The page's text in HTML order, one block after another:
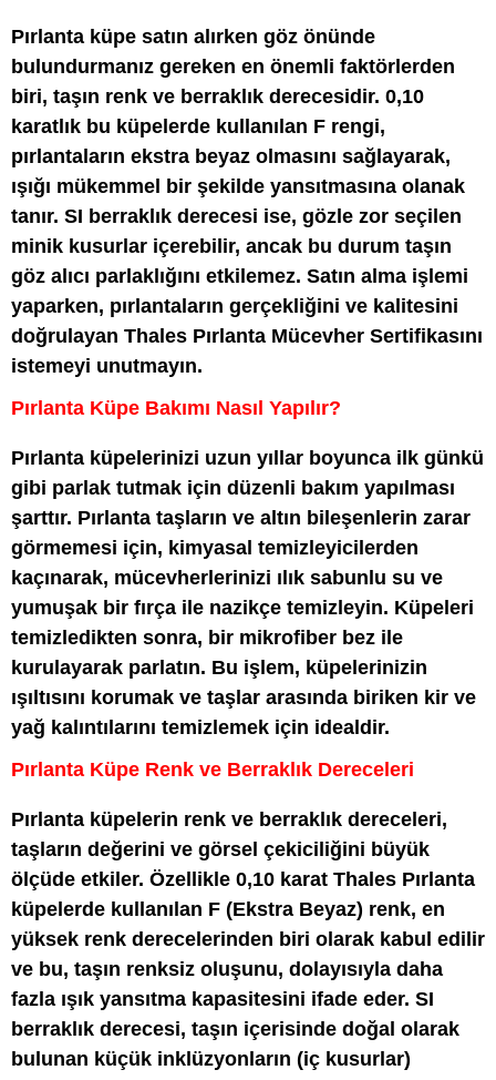
Pırlanta küpe satın alırken göz önünde
bulundurmanız gereken en önemli faktörlerden
biri, taşın renk ve berraklık derecesidir. 0,10
karatlık bu küpelerde kullanılan F rengi,
pırlantaların ekstra beyaz olmasını sağlayarak,
ışığı mükemmel bir şekilde yansıtmasına olanak
tanır. SI berraklık derecesi ise, gözle zor seçilen
minik kusurlar içerebilir, ancak bu durum taşın
göz alıcı parlaklığını etkilemez. Satın alma işlemi
yaparken, pırlantaların gerçekliğini ve kalitesini
doğrulayan Thales Pırlanta Mücevher Sertifikasını
istemeyi unutmayın.
Pırlanta Küpe Bakımı Nasıl Yapılır?
Pırlanta küpelerinizi uzun yıllar boyunca ilk günkü
gibi parlak tutmak için düzenli bakım yapılması
şarttır. Pırlanta taşların ve altın bileşenlerin zarar
görmemesi için, kimyasal temizleyicilerden
kaçınarak, mücevherlerinizi ılık sabunlu su ve
yumuşak bir fırça ile nazikçe temizleyin. Küpeleri
temizledikten sonra, bir mikrofiber bez ile
kurulayarak parlatın. Bu işlem, küpelerinizin
ışıltısını korumak ve taşlar arasında biriken kir ve
yağ kalıntılarını temizlemek için idealdir.
Pırlanta Küpe Renk ve Berraklık Dereceleri
Pırlanta küpelerin renk ve berraklık dereceleri,
taşların değerini ve görsel çekiciliğini büyük
ölçüde etkiler. Özellikle 0,10 karat Thales Pırlanta
küpelerde kullanılan F (Ekstra Beyaz) renk, en
yüksek renk derecelerinden biri olarak kabul edilir
ve bu, taşın renksiz oluşunu, dolayısıyla daha
fazla ışık yansıtma kapasitesini ifade eder. SI
berraklık derecesi, taşın içerisinde doğal olarak
bulunan küçük inklüzyonların (iç kusurlar)